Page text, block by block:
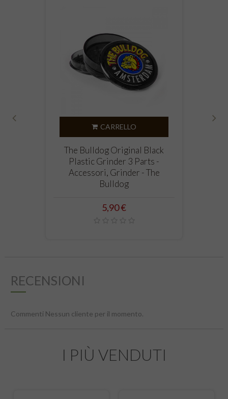
CARRELLO
The Bulldog Original Black
Plastic Grinder 3 Parts -
Accessori, Grinder - The
Bulldog
Prezzo
5,90 €
RECENSIONI
Commenti Nessun cliente per il momento.
I PIÙ VENDUTI